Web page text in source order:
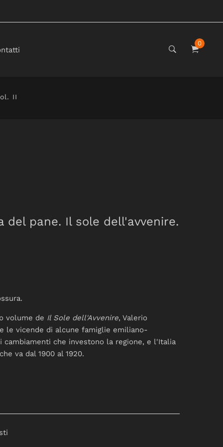
0
II
del pane. Il sole dell'avvenire.
volume de Il Sole dell'Avvenire, Valerio
le vicende di alcune famiglie emiliano-
cambiamenti che investono la regione, e l'Italia
va dal 1900 al 1920.